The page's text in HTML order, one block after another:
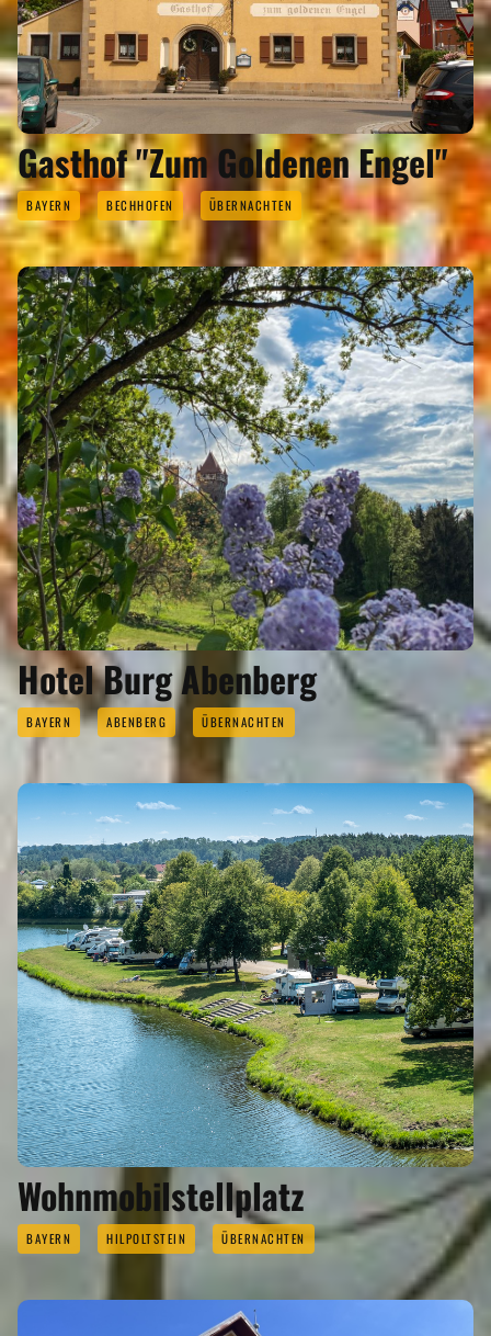
Gasthof "Zum Goldenen Engel"
BAYERN BECHHOFEN ÜBERNACHTEN
Hotel Burg Abenberg
BAYERN ABENBERG ÜBERNACHTEN
Wohnmobilstellplatz
BAYERN HILPOLTSTEIN ÜBERNACHTEN